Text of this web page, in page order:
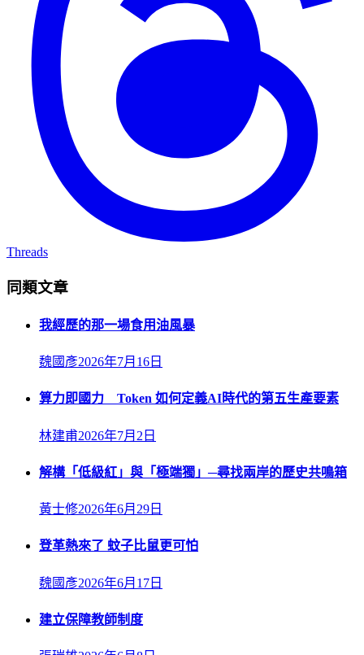
Threads
同類文章
我經歷的那一場食用油風暴
魏國彥2026年7月16日
算力即國力 Token 如何定義AI時代的第五生產要素
林建甫2026年7月2日
解構「低級紅」與「極端獨」─尋找兩岸的歷史共鳴箱
黃士修2026年6月29日
登革熱來了 蚊子比鼠更可怕
魏國彥2026年6月17日
建立保障教師制度